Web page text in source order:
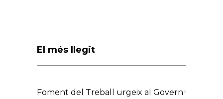
El més llegit
Foment del Treball urgeix al Govern